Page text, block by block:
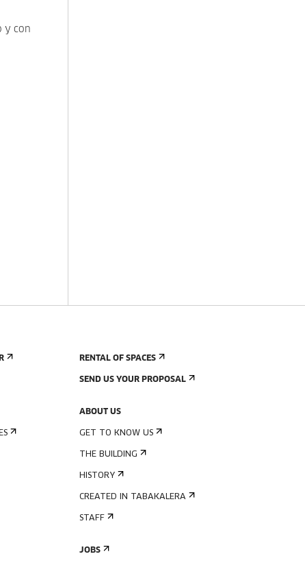
y con
RENTAL OF SPACES
SEND US YOUR PROPOSAL
ABOUT US
GET TO KNOW US
THE BUILDING
HISTORY
CREATED IN TABAKALERA
STAFF
JOBS